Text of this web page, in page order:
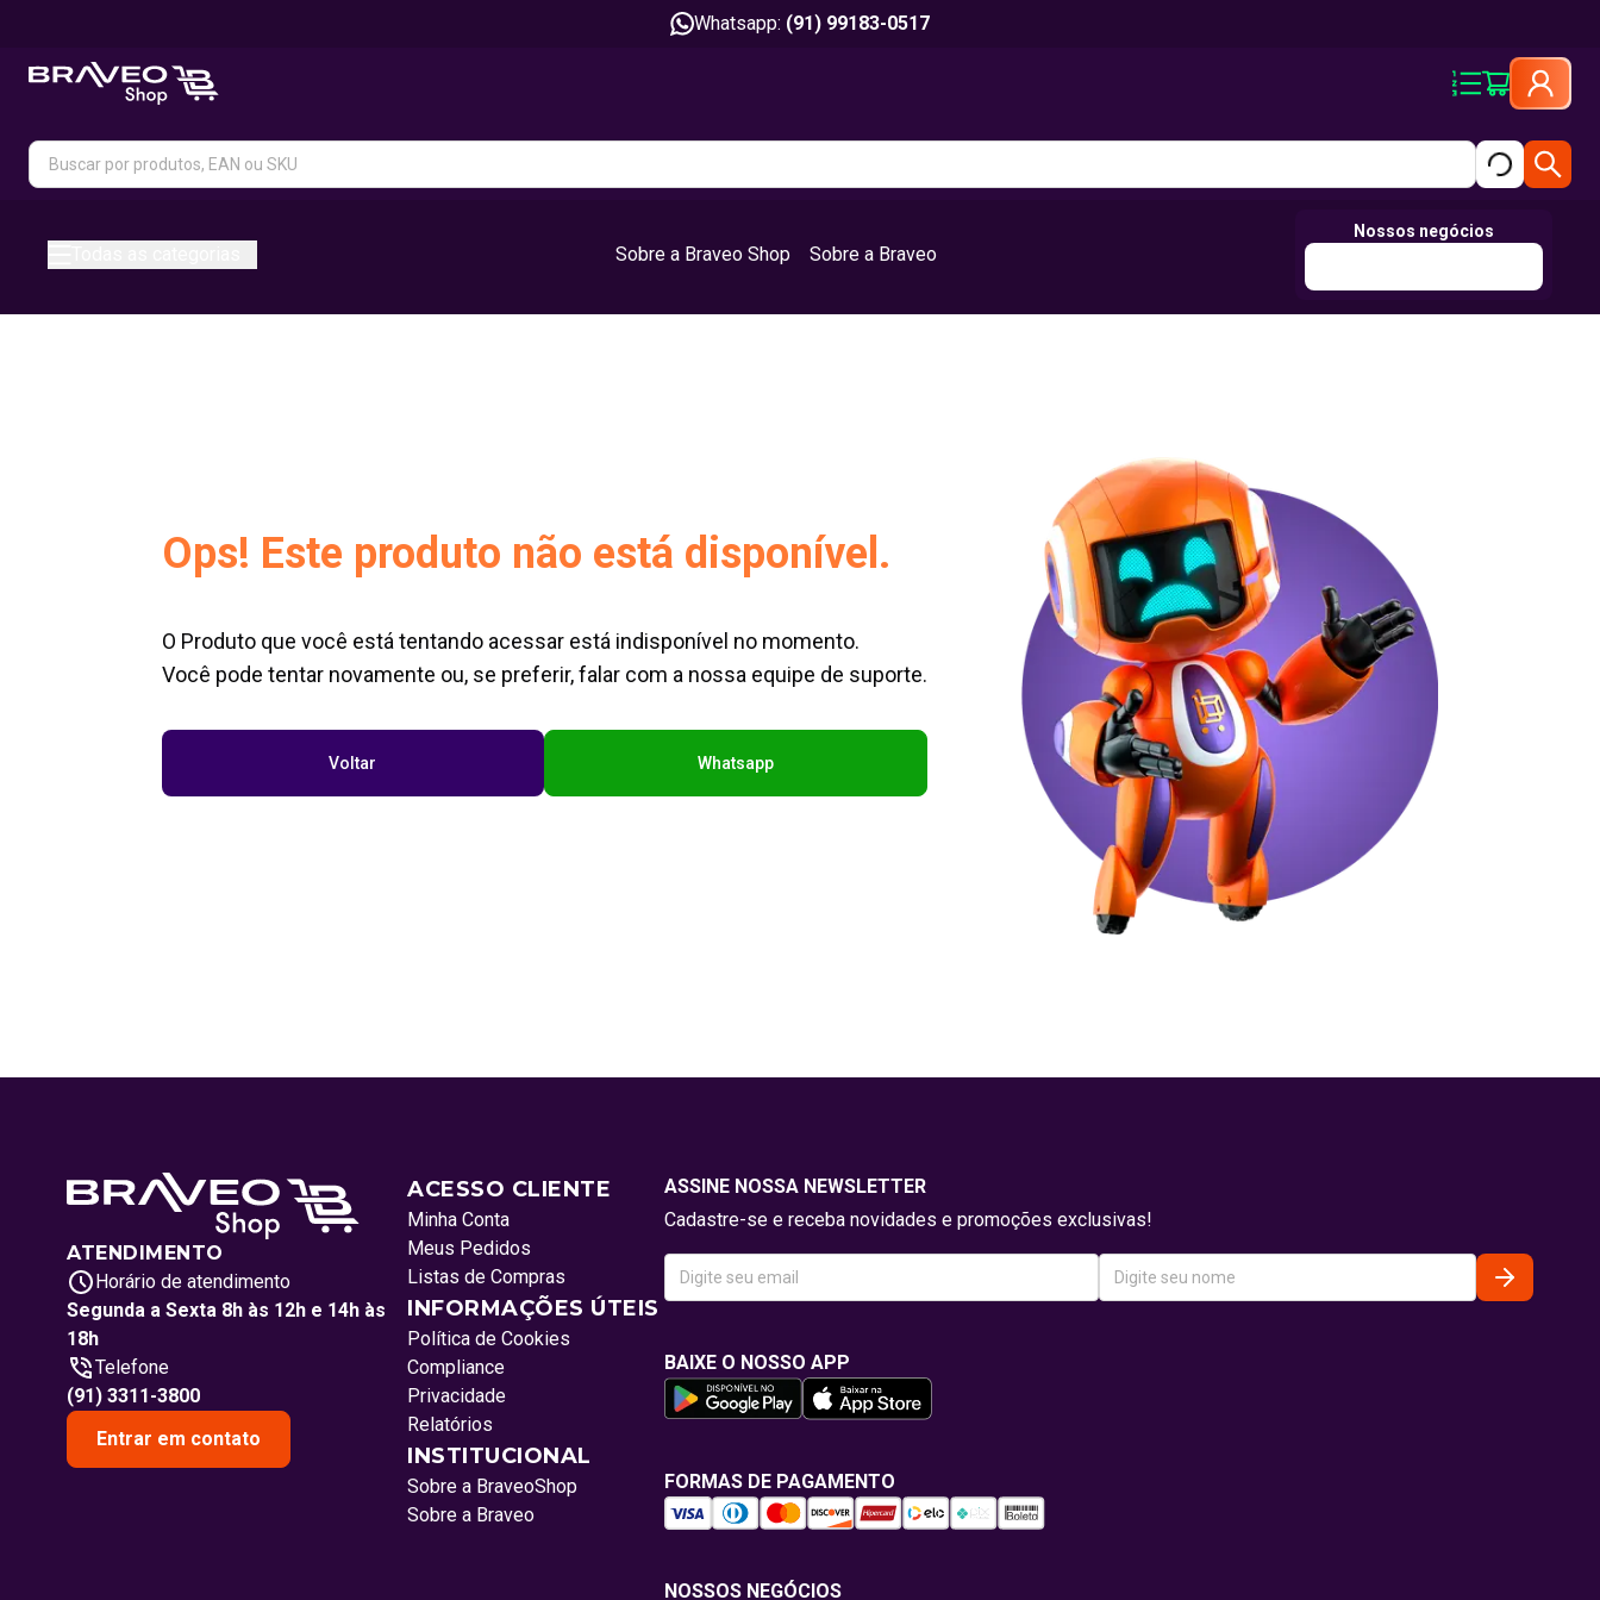
Whatsapp: (91) 99183-0517
Sobre a Braveo Shop Sobre a Braveo
Nossos negócios
Ops! Este produto não está disponível.
O Produto que você está tentando acessar está indisponível no momento.
Você pode tentar novamente ou, se preferir, falar com a nossa equipe de suporte.
Voltar Whatsapp
ATENDIMENTO
Horário de atendimento
Segunda a Sexta 8h às 12h e 14h às
18h
Telefone
(91) 3311-3800
Entrar em contato
ACESSO CLIENTE
Minha Conta
Meus Pedidos
Listas de Compras
INFORMAÇÕES ÚTEIS
Política de Cookies
Compliance
Privacidade
Relatórios
INSTITUCIONAL
Sobre a BraveoShop
Sobre a Braveo
ASSINE NOSSA NEWSLETTER
Cadastre-se e receba novidades e promoções exclusivas!
BAIXE O NOSSO APP
FORMAS DE PAGAMENTO
NOSSOS NEGÓCIOS